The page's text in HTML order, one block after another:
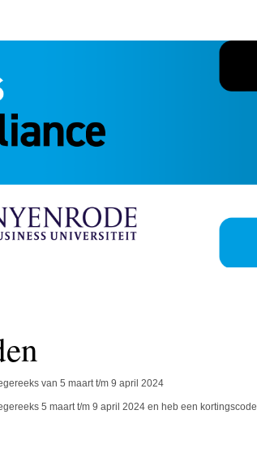
van 5 maart t/m 9 april 2024
5 maart t/m 9 april 2024 en heb een kortingscode